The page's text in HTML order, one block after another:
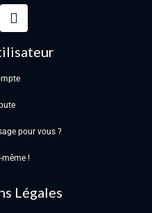
pour vous ?
même !
Légales